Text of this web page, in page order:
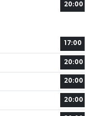
20:00
17:00
20:00
20:00
20:00